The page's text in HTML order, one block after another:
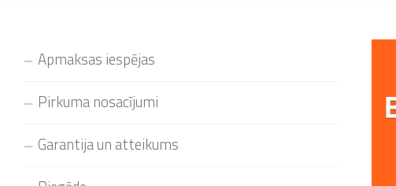
Apmaksas iespējas
Pirkuma nosacījumi
Garantija un atteikums